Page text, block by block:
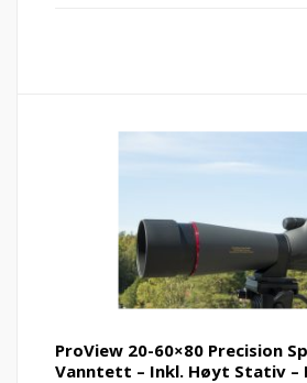
ProView 20-60×80 Precision
Vanntett – Inkl. Høyt Stativ –